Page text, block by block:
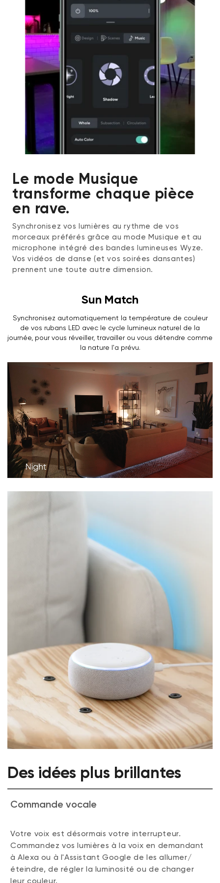
Le mode Musique
transforme chaque pièce
en rave.
Synchronisez vos lumières au rythme de vos
morceaux préférés grâce au mode Musique et au
microphone intégré des bandes lumineuses Wyze.
Vos vidéos de danse (et vos soirées dansantes)
prennent une toute autre dimension.
Sun Match
Synchronisez automatiquement la température de couleur
de vos rubans LED avec le cycle lumineux naturel de la
journée, pour vous réveiller, travailler ou vous détendre comme
la nature l'a prévu.
Des idées plus brillantes
Commande vocale
Votre voix est désormais votre interrupteur.
Commandez vos lumières à la voix en demandant
à Alexa ou à l'Assistant Google de les allumer/
éteindre, de régler la luminosité ou de changer
leur couleur.